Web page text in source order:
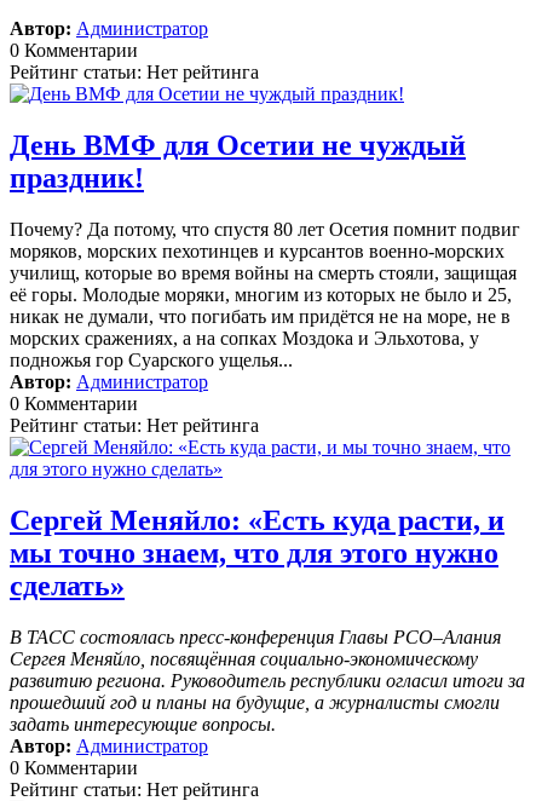
Автор: Администратор
0 Комментарии
Рейтинг статьи: Нет рейтинга
День ВМФ для Осетии не чуждый
праздник!
Почему? Да потому, что спустя 80 лет Осетия помнит подвиг
моряков, морских пехотинцев и курсантов военно-морских
училищ, которые во время войны на смерть стояли, защищая
её горы. Молодые моряки, многим из которых не было и 25,
никак не думали, что погибать им придётся не на море, не в
морских сражениях, а на сопках Моздока и Эльхотова, у
подножья гор Суарского ущелья...
Автор: Администратор
0 Комментарии
Рейтинг статьи: Нет рейтинга
Сергей Меняйло: «Есть куда расти, и
мы точно знаем, что для этого нужно
сделать»
В ТАСС состоялась пресс-конференция Главы РСО–Алания
Сергея Меняйло, посвящённая социально-экономическому
развитию региона. Руководитель республики огласил итоги за
прошедший год и планы на будущие, а журналисты смогли
задать интересующие вопросы.
Автор: Администратор
0 Комментарии
Рейтинг статьи: Нет рейтинга